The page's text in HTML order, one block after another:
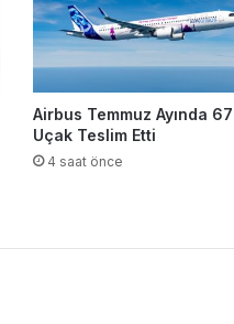
Airbus Temmuz Ayında 67
Uçak Teslim Etti
4 saat önce